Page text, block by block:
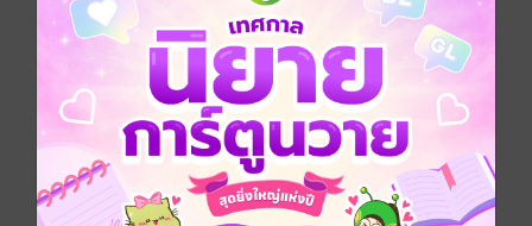
The best guitar magazine in thailand
ประเภทไฟล์
วันที่วางขาย 20 กันยายน 2554